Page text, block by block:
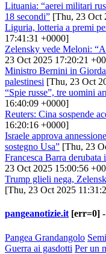
Lituania: “aerei militari
18 secondi” [Thu, 23 Oct
Liguria, lotteria a premi
17:41:31 +0000]
Zelensky vede Meloni:
23 Oct 2025 17:20:21
Ministro Bernini in
palestinesi [Thu, 23 Oct
“Spie russe”, tre uomini
16:40:09 +0000]
Reuters: Cina sospende
16:20:16 +0000]
Israele approva
sostegno Usa” [Thu, 23
Francesca Barra
23 Oct 2025 15:00:56
Trump glieli nega,
[Thu, 23 Oct 2025
pangeanotizie.it [err=0] -
Pangea Grandangolo
Guerra ai gasdotti Per un